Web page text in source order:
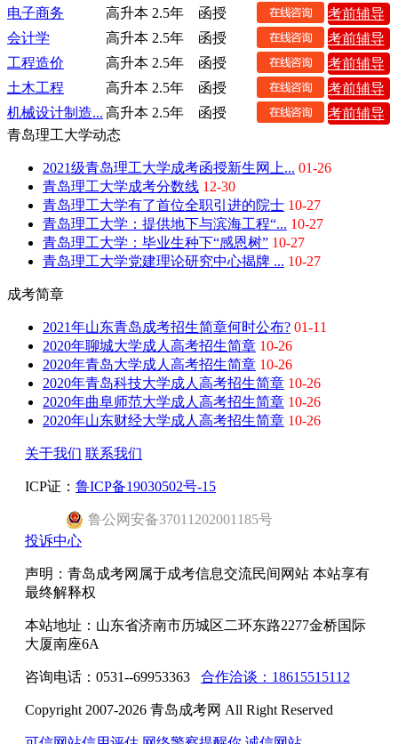
电子商务
高升本 2.5年 函授
考前辅导
会计学
高升本 2.5年 函授
考前辅导
工程造价
高升本 2.5年 函授
考前辅导
土木工程
高升本 2.5年 函授
考前辅导
机械设计制造... 高升本 2.5年 函授
考前辅导
青岛理工大学动态
2021级青岛理工大学成考函授新生网上... 01-26
青岛理工大学成考分数线 12-30
青岛理工大学有了首位全职引进的院士 10-27
青岛理工大学：提供地下与滨海工程“... 10-27
青岛理工大学：毕业生种下“感恩树” 10-27
青岛理工大学党建理论研究中心揭牌 ... 10-27
成考简章
2021年山东青岛成考招生简章何时公布? 01-11
2020年聊城大学成人高考招生简章 10-26
2020年青岛大学成人高考招生简章 10-26
2020年青岛科技大学成人高考招生简章 10-26
2020年曲阜师范大学成人高考招生简章 10-26
2020年山东财经大学成人高考招生简章 10-26
关于我们 联系我们
ICP证： 鲁ICP备19030502号-15
鲁公网安备37011202001185号
投诉中心
声明：青岛成考网属于成考信息交流民间网站 本站享有
最终解释权
本站地址：山东省济南市历城区二环东路2277金桥国际
大厦南座6A
咨询电话：0531--69953363 合作洽谈：18615515112
Copyright 2007-2026 青岛成考网 All Right Reserved